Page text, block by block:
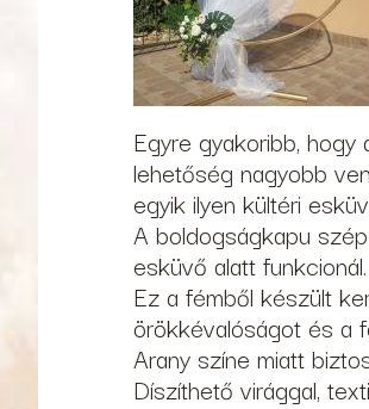
Egyre gyakoribb,
lehetőség nagyobb
egyik ilyen kültéri
A boldogságkapu
esküvő alatt funkcionál.
Ez a fémből készült
örökkévalóságot és a
Arany színe miatt
Díszíthető virággal,